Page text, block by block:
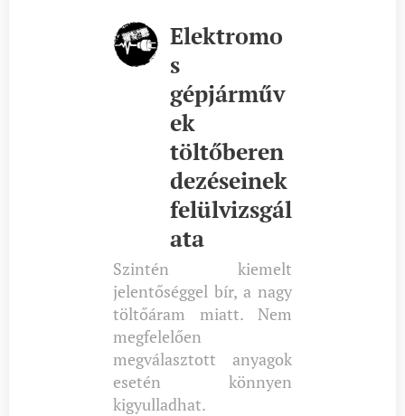
Elektromo
s
gépjárműv
ek
töltőberen
dezéseinek
felülvizsgál
ata
Szintén kiemelt
jelentőséggel bír, a nagy
töltőáram miatt. Nem
megfelelően
megválasztott anyagok
esetén könnyen
kigyulladhat.